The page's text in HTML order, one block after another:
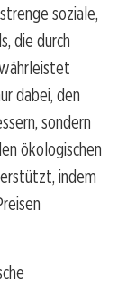
soziale,
die durch
dabei, den
sondern
ökologischen
indem